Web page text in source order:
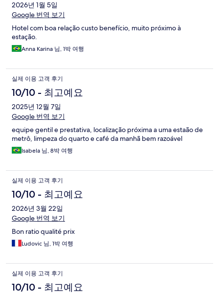
2026년 1월 5일
Google 번역 보기
Hotel com boa relação custo benefício, muito próximo à
estação.
Anna Karina 님, 1박 여행
실제 이용 고객 후기
10/10 - 최고예요
2025년 12월 7일
Google 번역 보기
equipe gentil e prestativa, localização próxima a uma estaão de
metrô, limpeza do quarto e café da manhã bem razoável
Isabela 님, 8박 여행
실제 이용 고객 후기
10/10 - 최고예요
2026년 3월 22일
Google 번역 보기
Bon ratio qualité prix
Ludovic 님, 1박 여행
실제 이용 고객 후기
10/10 - 최고예요